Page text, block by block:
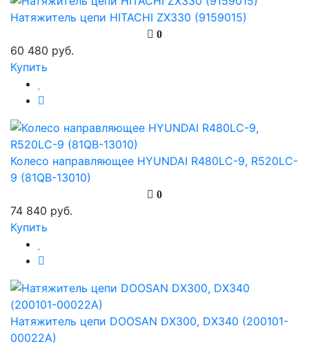
Натяжитель цепи HITACHI ZX330 (9159015)
0
60 480 руб.
Купить
Колесо направляющее HYUNDAI R480LC-9, R520LC-
9 (81QB-13010)
0
74 840 руб.
Купить
Натяжитель цепи DOOSAN DX300, DX340 (200101-
00022A)